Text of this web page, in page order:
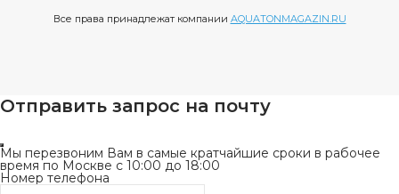
Все права принадлежат компании AQUATONMAGAZIN.RU
Отправить запрос на почту
Мы перезвоним Вам в самые кратчайшие сроки в рабочее
время по Москве с 10:00 до 18:00
Номер телефона